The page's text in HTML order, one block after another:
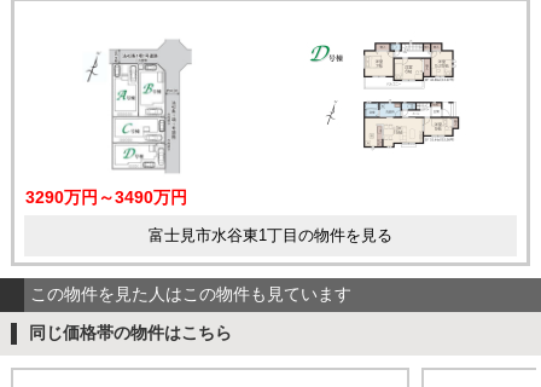
3290万円～3490万円
富士見市水谷東1丁目の物件を見る
この物件を見た人はこの物件も見ています
同じ価格帯の物件はこちら